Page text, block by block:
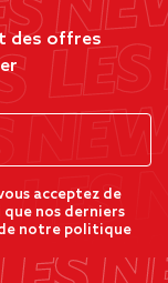
des offres
acceptez de
nos derniers
notre politique